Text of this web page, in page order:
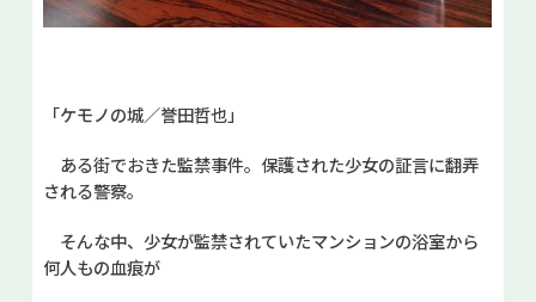
「ケモノの城／誉田哲也」
ある街でおきた監禁事件。保護された少女の証言に翻弄
される警察。
そんな中、少女が監禁されていたマンションの浴室から
何人もの血痕が